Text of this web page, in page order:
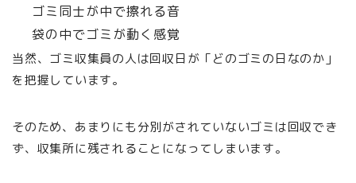
ゴミ同士が中で擦れる音
袋の中でゴミが動く感覚
当然、ゴミ収集員の人は回収日が「どのゴミの日なのか」
を把握しています。
そのため、あまりにも分別がされていないゴミは回収でき
ず、収集所に残されることになってしまいます。